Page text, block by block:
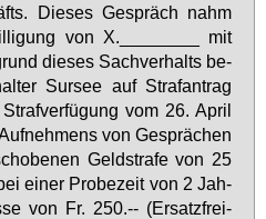
Die­ses Ge­spräch nahm
von X.________ mit
die­ses Sach­ver­halts be­
Sur­see auf Straf­an­trag
vom 26. April
von Ge­sprä­chen
Geld­stra­fe von 25
ei­ner Pro­be­zeit von 2 Jah­
von Fr. 250.-- (Er­satz­frei­